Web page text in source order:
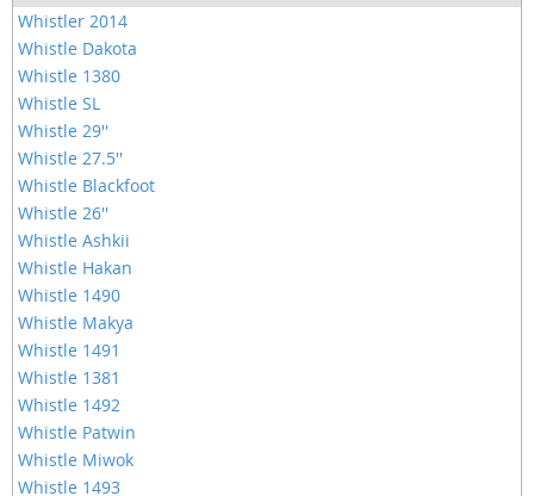
Whistler 2014
Whistle Dakota
Whistle 1380
Whistle SL
Whistle 29''
Whistle 27.5''
Whistle Blackfoot
Whistle 26''
Whistle Ashkii
Whistle Hakan
Whistle 1490
Whistle Makya
Whistle 1491
Whistle 1381
Whistle 1492
Whistle Patwin
Whistle Miwok
Whistle 1493